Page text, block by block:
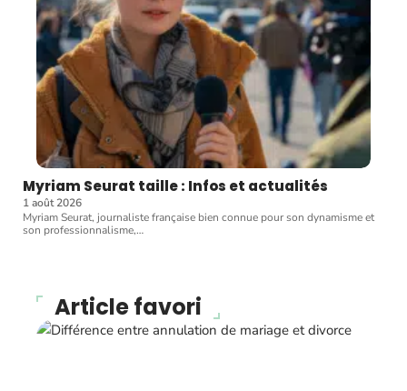
Myriam Seurat taille : Infos et actualités
1 août 2026
Myriam Seurat, journaliste française bien connue pour son dynamisme et
son professionnalisme,…
Article favori